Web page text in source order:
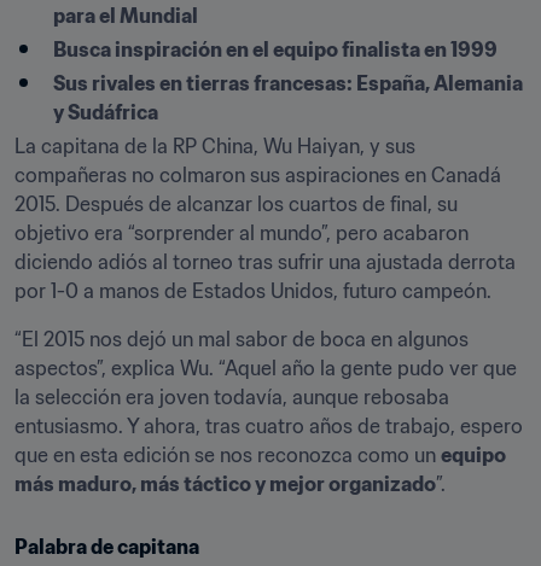
para el Mundial
Busca inspiración en el equipo finalista en 1999
Sus rivales en tierras francesas: España, Alemania
y Sudáfrica
La capitana de la RP China, Wu Haiyan, y sus
compañeras no colmaron sus aspiraciones en Canadá
2015. Después de alcanzar los cuartos de final, su
objetivo era “sorprender al mundo”, pero acabaron
diciendo adiós al torneo tras sufrir una ajustada derrota
por 1-0 a manos de Estados Unidos, futuro campeón.
“El 2015 nos dejó un mal sabor de boca en algunos
aspectos”, explica Wu. “Aquel año la gente pudo ver que
la selección era joven todavía, aunque rebosaba
entusiasmo. Y ahora, tras cuatro años de trabajo, espero
que en esta edición se nos reconozca como un equipo
más maduro, más táctico y mejor organizado”.
Palabra de capitana